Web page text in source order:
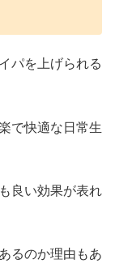
パを上げられる
で快適な日常生
良い効果が表れ
るのか理由もあ